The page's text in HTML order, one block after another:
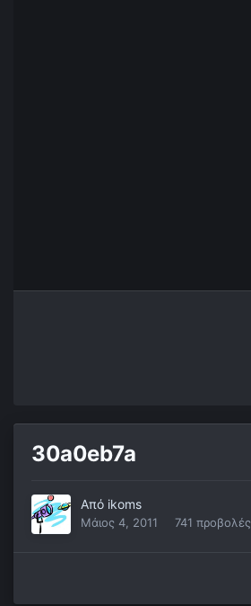
30a0eb7a
Από ikoms
Μάιος 4, 2011 741 προβολές